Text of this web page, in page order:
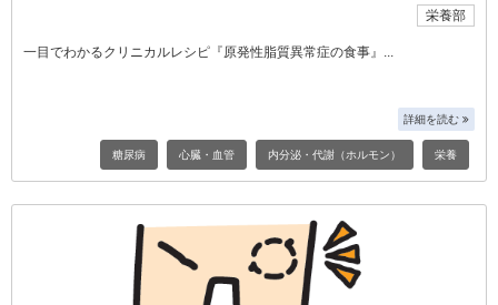
栄養部
一目でわかるクリニカルレシピ『原発性脂質異常症の食事』
詳細を読む
糖尿病 心臓・血管 内分泌・代謝（ホルモン） 栄養